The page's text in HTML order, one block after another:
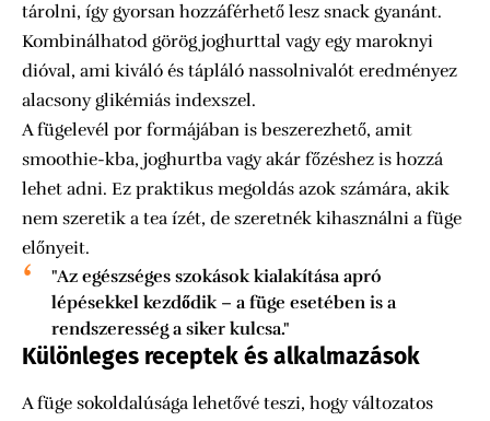
tárolni, így gyorsan hozzáférhető lesz snack gyanánt.
Kombinálhatod görög joghurttal vagy egy maroknyi
dióval, ami kiváló és tápláló nassolnivalót eredményez
alacsony glikémiás indexszel.
A fügelevél por formájában is beszerezhető, amit
smoothie-kba, joghurtba vagy akár főzéshez is hozzá
lehet adni. Ez praktikus megoldás azok számára, akik
nem szeretik a tea ízét, de szeretnék kihasználni a füge
előnyeit.
"Az egészséges szokások kialakítása apró
lépésekkel kezdődik – a füge esetében is a
rendszeresség a siker kulcsa."
Különleges receptek és alkalmazások
A füge sokoldalúsága lehetővé teszi, hogy változatos